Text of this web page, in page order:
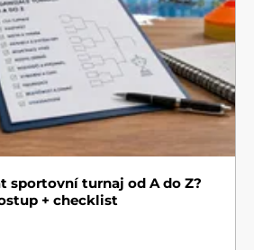
sportovní turnaj od A do Z?
+ checklist